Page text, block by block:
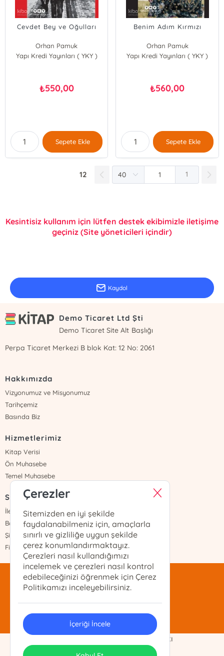
Cevdet Bey ve Oğulları
Orhan Pamuk
Yapı Kredi Yayınları ( YKY )
₺550,00
Sepete Ekle
Benim Adım Kırmızı
Orhan Pamuk
Yapı Kredi Yayınları ( YKY )
₺560,00
Sepete Ekle
12 1
Kesintisiz kullanım için lütfen destek ekibimizle iletişime
geçiniz (Site yöneticileri içindir)
Kaydol
Demo Ticaret Ltd Şti
Demo Ticaret Site Alt Başlığı
Perpa Ticaret Merkezi B blok Kat: 12 No: 2061
Hakkımızda
Vizyonumuz ve Misyonumuz
Tarihçemiz
Basında Biz
Hizmetlerimiz
Kitap Verisi
Ön Muhasebe
Temel Muhasebe
Sayfalar
İletişim
Banka Hesapları
Şifremi Unuttum
Fiyat Listesi
mentis@mentis.com.tr
(212)-210-74-74
Demo Ticaret Ltd. Şti. Telif Hakkı
Tasarım & Uygulama
Çerezler
Sitemizden en iyi şekilde
faydalanabilmeniz için, amaçlarla
sınırlı ve gizliliğe uygun şekilde
çerez konumlandırmaktayız.
Çerezleri nasıl kullandığımızı
incelemek ve çerezleri nasıl kontrol
edebileceğinizi öğrenmek için Çerez
Politikamızı inceleyebilirsiniz.
İçeriği İncele